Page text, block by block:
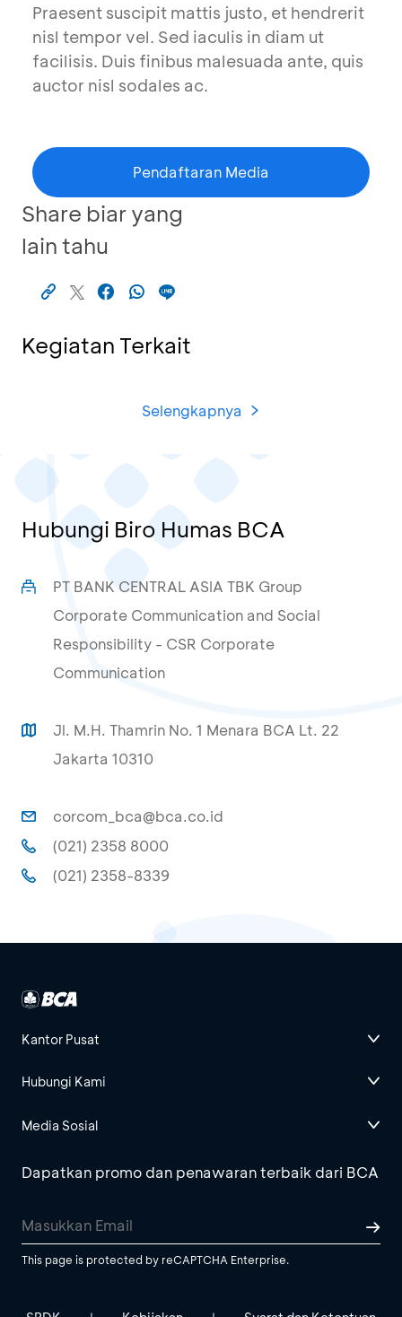
Praesent suscipit mattis justo, et hendrerit
nisl tempor vel. Sed iaculis in diam ut
facilisis. Duis finibus malesuada ante, quis
auctor nisl sodales ac.
Pendaftaran Media
Share biar yang
lain tahu
Kegiatan Terkait
Selengkapnya
Hubungi Biro Humas BCA
PT BANK CENTRAL ASIA TBK Group
Corporate Communication and Social
Responsibility - CSR Corporate
Communication
Jl. M.H. Thamrin No. 1 Menara BCA Lt. 22
Jakarta 10310
corcom_bca@bca.co.id
(021) 2358 8000
(021) 2358-8339
Kantor Pusat
Hubungi Kami
Media Sosial
Dapatkan promo dan penawaran terbaik dari BCA
This page is protected by reCAPTCHA Enterprise.